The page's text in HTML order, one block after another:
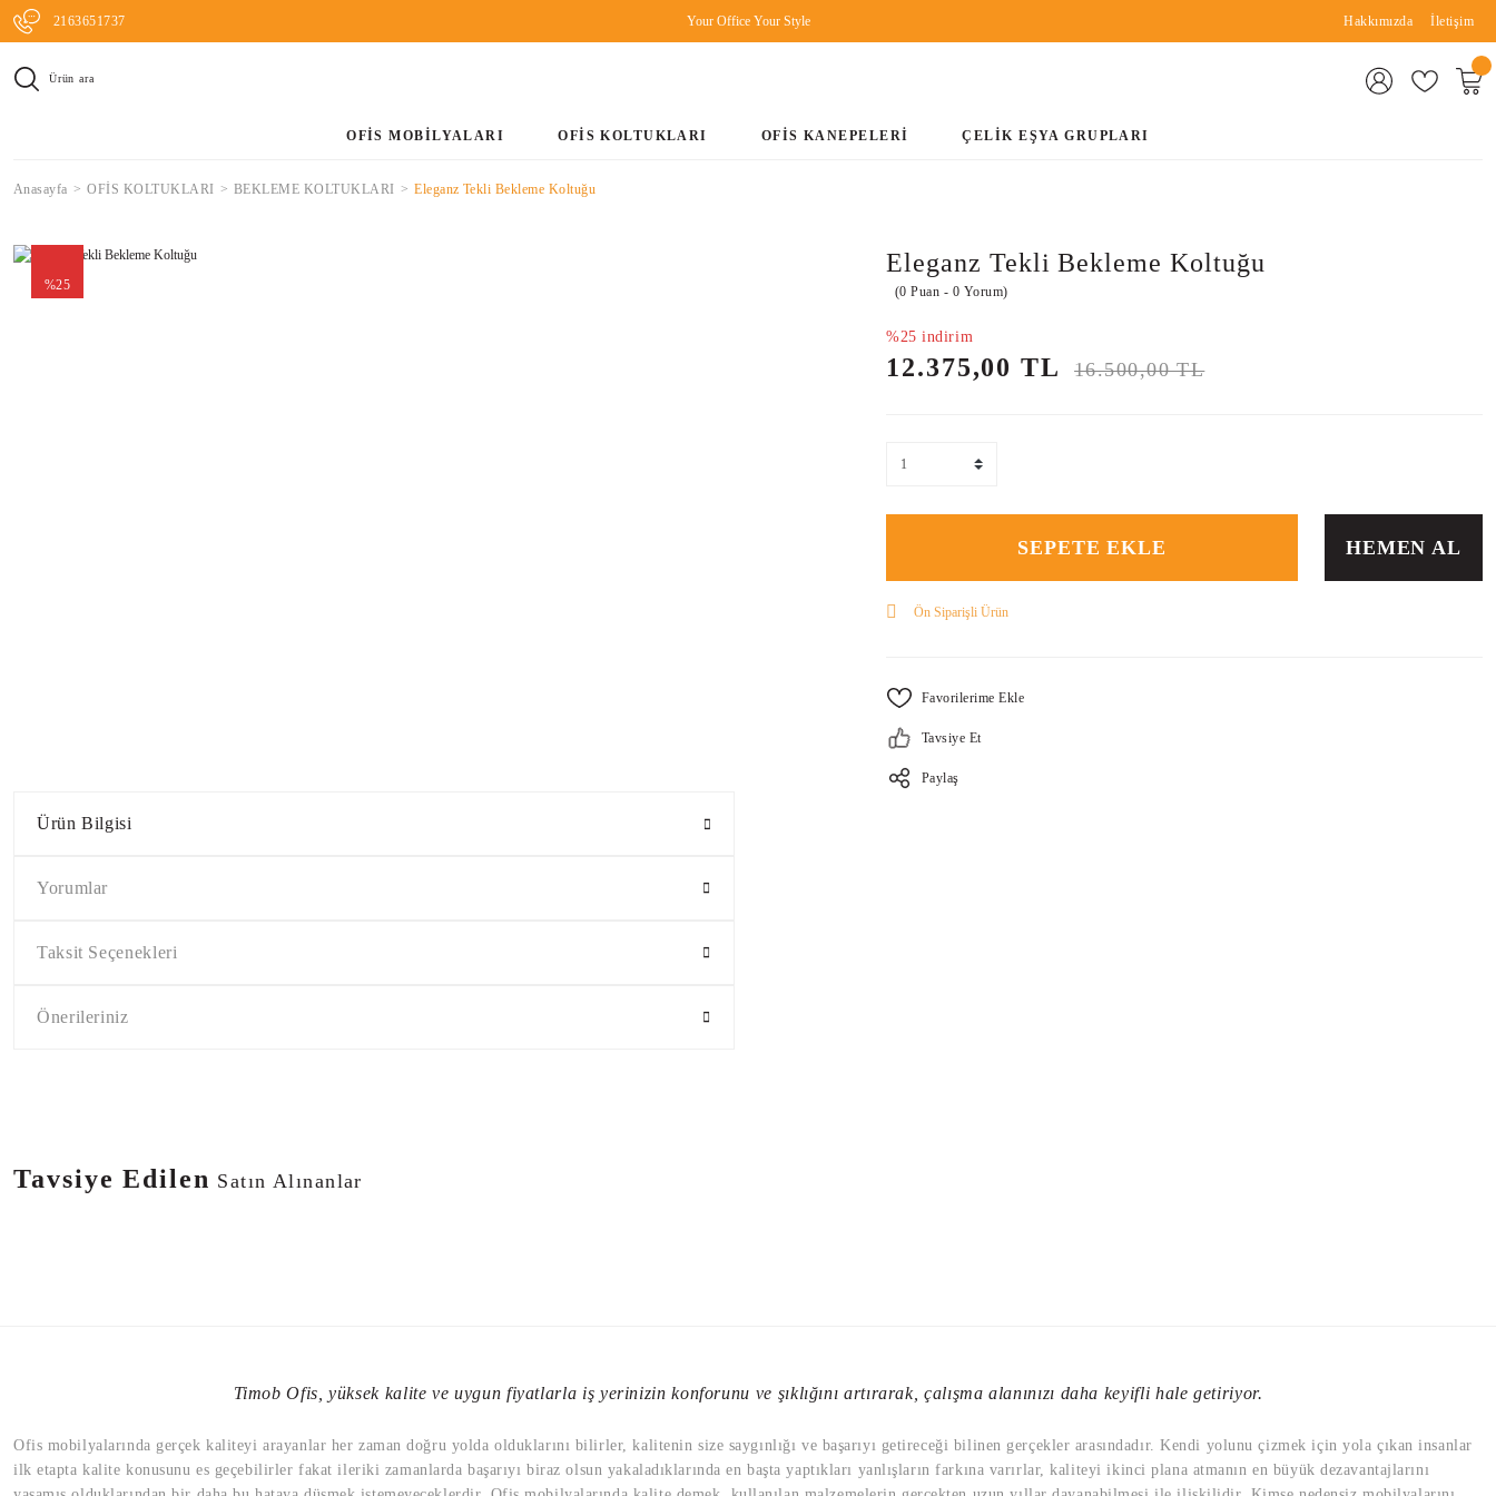
2163651737 Your Office Your Style Hakkımızda İletişim
Ürün ara
OFİS MOBİLYALARI OFİS KOLTUKLARI OFİS KANEPELERİ ÇELİK EŞYA GRUPLARI
Anasayfa OFİS KOLTUKLARI BEKLEME KOLTUKLARI Eleganz Tekli Bekleme Koltuğu
%25
Ürün Bilgisi
Yorumlar
Taksit Seçenekleri
Önerileriniz
Eleganz Tekli Bekleme Koltuğu
(0 Puan - 0 Yorum)
%25 indirim
12.375,00 TL 16.500,00 TL
SEPETE EKLE HEMEN AL
Ön Siparişli Ürün
Tavsiye Et
Paylaş
Tavsiye Edilen Satın Alınanlar
21.450,00 TL 28.600,00 TL
Eleganz 3 lü Bekleme Koltuğu
23.925,00 TL 31.900,00 TL
Timob Ofis, yüksek kalite ve uygun fiyatlarla iş yerinizin konforunu ve şıklığını artırarak, çalışma alanınızı daha keyifli hale getiriyor.
Ofis mobilyalarında gerçek kaliteyi arayanlar her zaman doğru yolda olduklarını bilirler, kalitenin size saygınlığı ve başarıyı getireceği bilinen gerçekler arasındadır. Kendi yolunu çizmek için yola çıkan insanlar
ilk etapta kalite konusunu es geçebilirler fakat ileriki zamanlarda başarıyı biraz olsun yakaladıklarında en başta yaptıkları yanlışların farkına varırlar, kaliteyi ikinci plana atmanın en büyük dezavantajlarını